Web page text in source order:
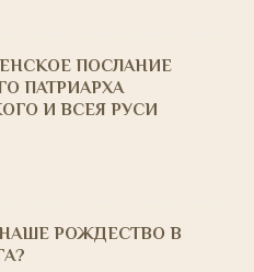
ПОСЛАНИЕ
ПАТРИАРХА
И ВСЕЯ РУСИ
НАШЕ РОЖДЕСТВО В